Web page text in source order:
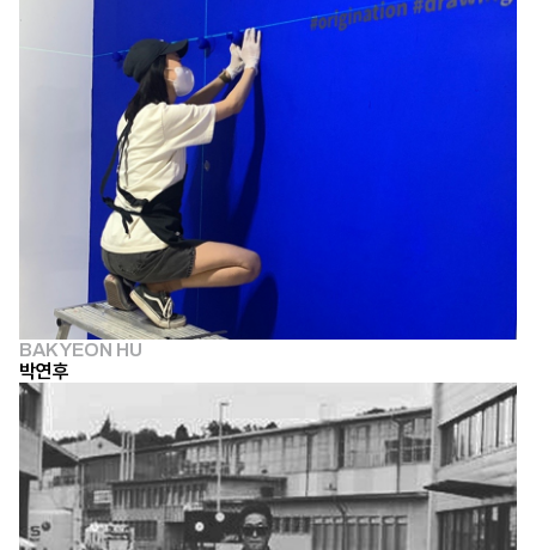
BAK YEON HU
박연후